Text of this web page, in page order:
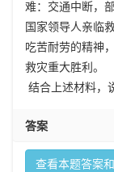
难：交通中断，
国家领导人亲临
吃苦耐劳的精神
救灾重大胜利。
结合上述材料，
答案
查看本题答案